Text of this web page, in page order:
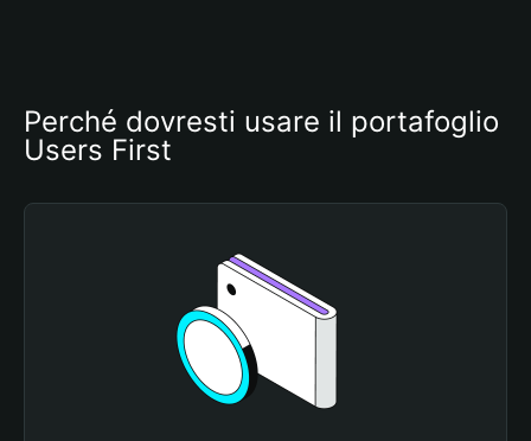
Perché dovresti usare il portafoglio
Users First